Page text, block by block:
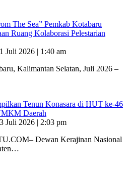
The Sea” Pemkab Kotabaru
Ruang Kolaborasi Pelestarian
Juli 2026 | 1:40 am
Kalimantan Selatan, Juli 2026 –
Tenun Konasara di HUT ke-46
Daerah
Juli 2026 | 2:03 pm
Dewan Kerajinan Nasional